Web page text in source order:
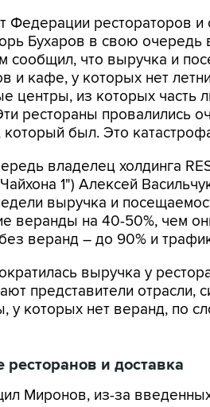
Федерации рестораторов и
Бухаров в свою очередь
сообщил, что выручка и
и кафе, у которых нет
центры, из которых часть
рестораны провалились
был. Это
владелец холдинга
1") Алексей
выручка и
веранды на 40-50%, чем
веранд – до 90% и
выручка у
представители отрасли,
у которых нет веранд, по
ресторанов и доставка
Миронов, из-за